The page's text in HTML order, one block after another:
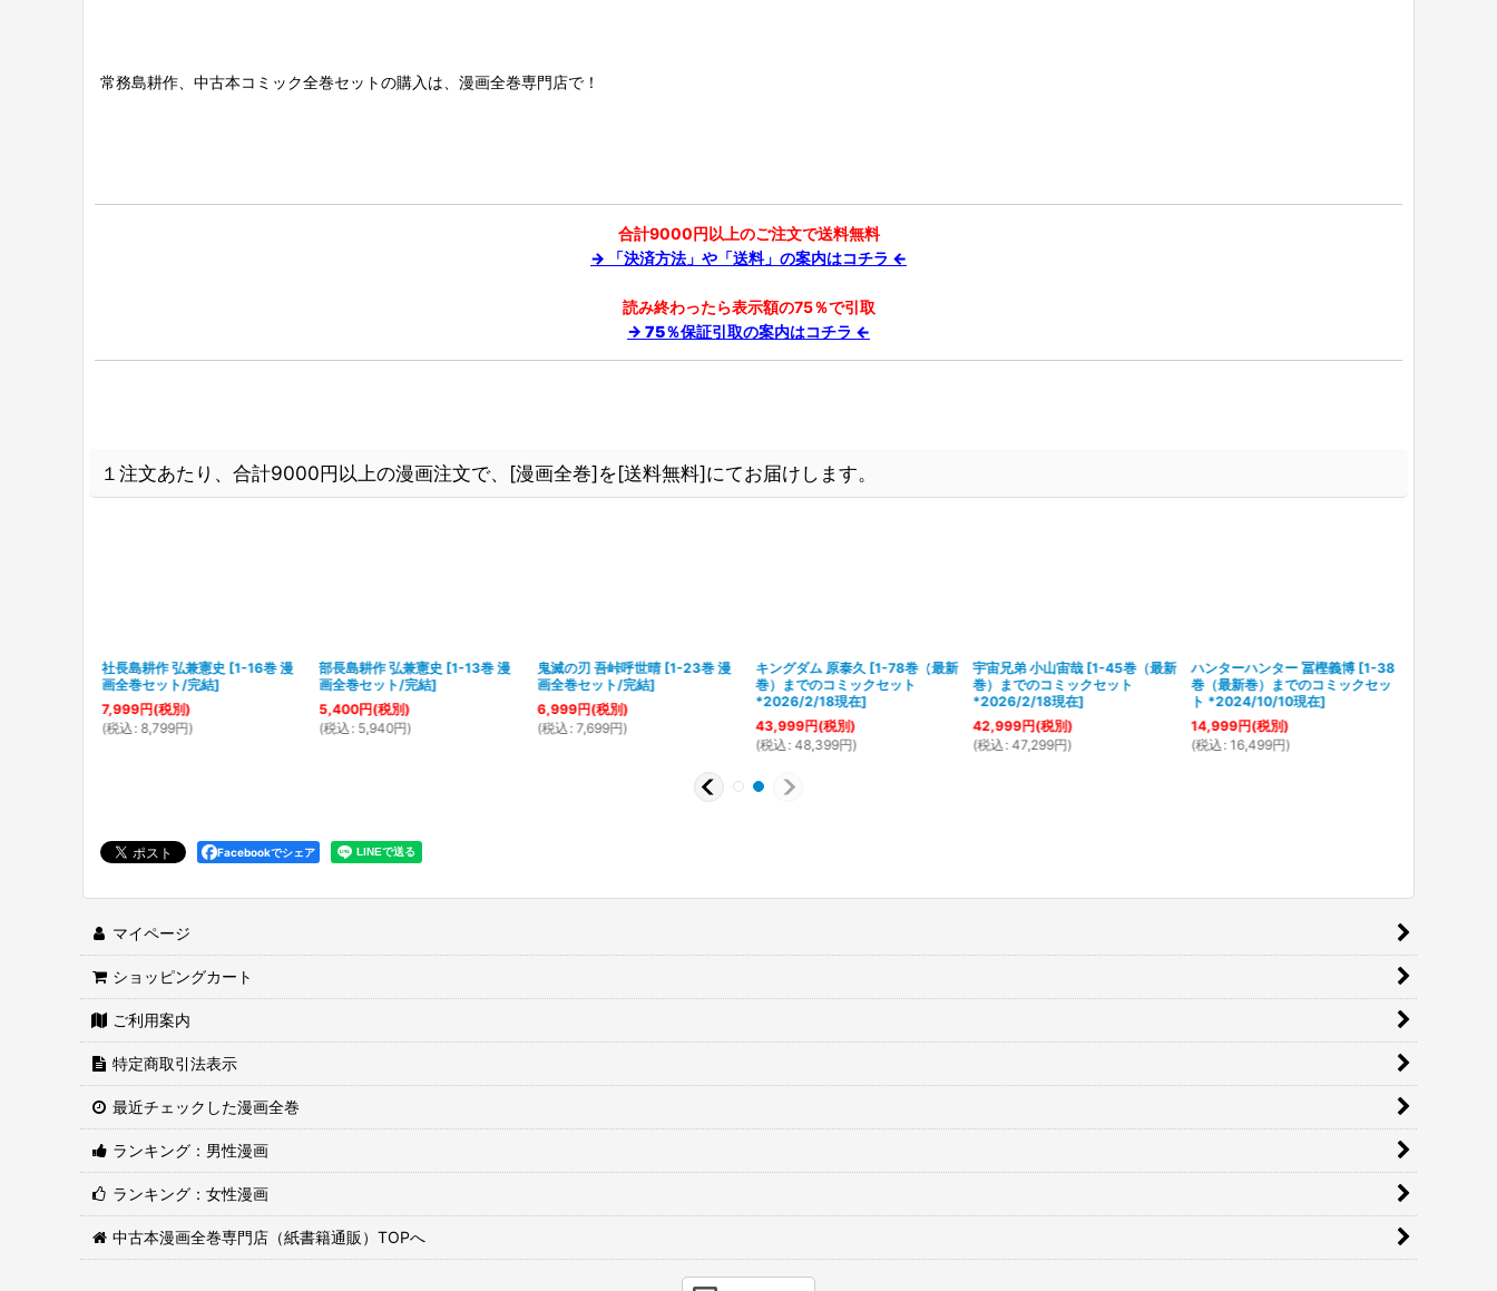
常務島耕作、中古本コミック全巻セットの購入は、漫画全巻専門店で！
合計9000円以上のご注文で送料無料
→ 「決済方法」や「送料」の案内はコチラ ←
読み終わったら表示額の75％で引取
→ 75％保証引取の案内はコチラ ←
１注文あたり、合計9000円以上の漫画注文で、[漫画全巻]を[送料無料]にてお届けします。
社長島耕作 弘兼憲史 [1-16巻 漫
画全巻セット/完結]
7,999円(税別)
(税込: 8,799円)
部長島耕作 弘兼憲史 [1-13巻 漫
画全巻セット/完結]
5,400円(税別)
(税込: 5,940円)
鬼滅の刃 吾峠呼世晴 [1-23巻 漫
画全巻セット/完結]
6,999円(税別)
(税込: 7,699円)
キングダム 原泰久 [1-78巻（最新
巻）までのコミックセット
*2026/2/18現在]
43,999円(税別)
(税込: 48,399円)
宇宙兄弟 小山宙哉 [1-45巻（最新
巻）までのコミックセット
*2026/2/18現在]
42,999円(税別)
(税込: 47,299円)
ハンターハンター 冨樫義博 [1-38
巻（最新巻）までのコミックセッ
ト *2024/10/10現在]
14,999円(税別)
(税込: 16,499円)
Facebookでシェア
マイページ
ショッピングカート
ご利用案内
特定商取引法表示
最近チェックした漫画全巻
ランキング：男性漫画
ランキング：女性漫画
中古本漫画全巻専門店（紙書籍通販）TOPへ